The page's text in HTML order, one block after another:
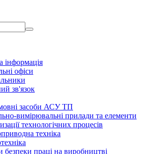
інформація
офіси
зв'язок
засоби АСУ ТП
вимірювальні прилади та елементи
технологічних процесів
техніка
безпеки праці на виробництві